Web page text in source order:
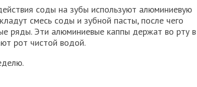
соды на зубы используют алюминиевую
смесь соды и зубной пасты, после чего
ряды. Эти алюминиевые каппы держат во рту в
рот чистой водой.